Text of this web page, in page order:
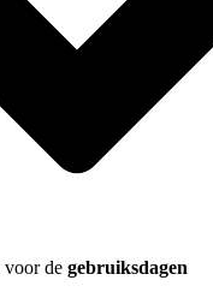
voor de gebruiksdagen